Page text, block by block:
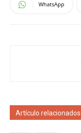
WhatsApp
Artículo relacionados